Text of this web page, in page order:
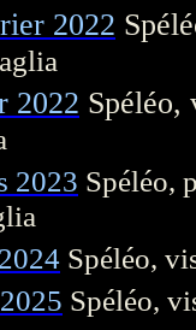
2022
2022 Spéléo,
2023 Spéléo,
Spéléo,
Spéléo,